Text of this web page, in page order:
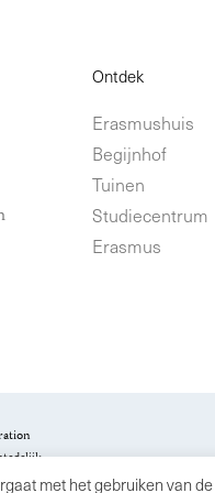
Ontdek
Erasmushuis
Begijnhof
Tuinen
Studiecentrum
Erasmus
met het gebruiken van